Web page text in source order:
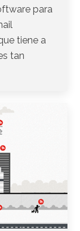
para
tiene a
tan